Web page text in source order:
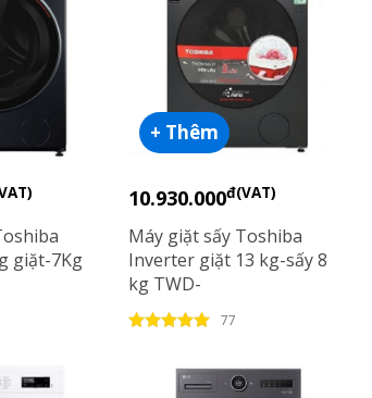
giặt-7Kg
+ Thêm
10.930.000đ(VAT)
Máy giặt sấy Toshiba
Inverter giặt 13 kg-sấy 8
kg TWD-
T21BU140UWV(MG)
77